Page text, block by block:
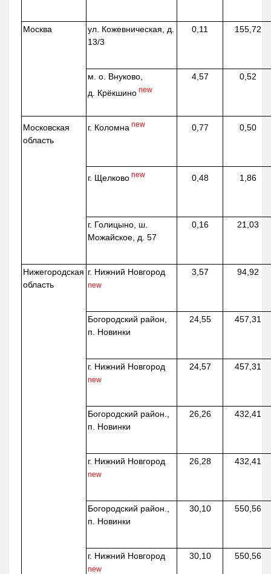
Москва ул. Кожевническая, д.
13/3
0,11 155,72
м. о. Внуково,
д. Крёкшино new
4,57 0,52
Московская
область
г. Коломна new 0,77 0,50
г. Щелково new 0,48 1,86
г. Голицыно, ш.
Можайское, д. 57
0,16 21,03
Нижегородская
область
г. Нижний Новгород
new
3,57 94,92
Богородский район,
п. Новинки
24,55 457,31
г. Нижний Новгород
new
24,57 457,31
Богородский район.,
п. Новинки
26,26 432,41
г. Нижний Новгород
new
26,28 432,41
Богородский район.,
п. Новинки
30,10 550,56
г. Нижний Новгород
new
30,10 550,56